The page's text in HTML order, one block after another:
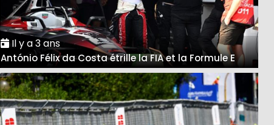
Il y a 3 ans
António Félix da Costa étrille la FIA et la Formule E